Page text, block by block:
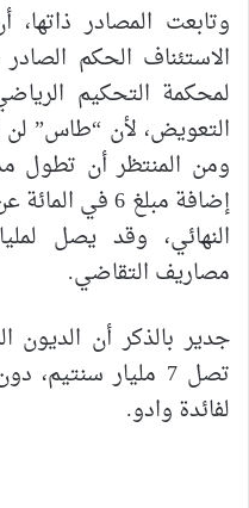
وتابعت المصادر
الاستئناف الحكم
لمحكمة التحكيم
التعويض، لأن “طاس”
ومن المنتظر أن تطول
إضافة مبلغ 6
مصاريف التقاضي.
جدير بالذكر أن الديون
تصل 7 مليار
لفائدة وادو.